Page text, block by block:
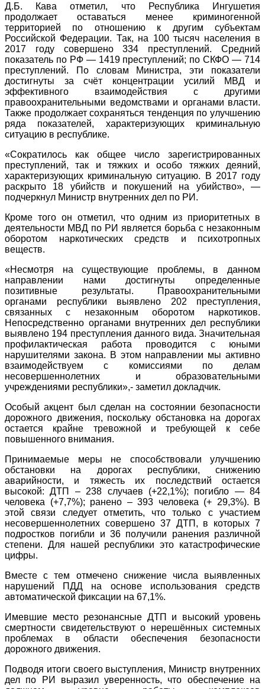
Д.Б. Кава отметил, что Республика Ингушетия
продолжает оставаться менее криминогенной
территорией по отношению к другим субъектам
Российской Федерации. Так, на 100 тысяч населения в
2017 году совершено 334 преступлений. Средний
показатель по РФ — 1419 преступлений; по СКФО — 714
преступлений. По словам Министра, эти показатели
достигнуты за счёт концентрации усилий МВД и
эффективного взаимодействия с другими
правоохранительными ведомствами и органами власти.
Также продолжает сохраняться тенденция по улучшению
ряда показателей, характеризующих криминальную
ситуацию в республике.
«Сократилось как общее число зарегистрированных
преступлений, так и тяжких и особо тяжких деяний,
характеризующих криминальную ситуацию. В 2017 году
раскрыто 18 убийств и покушений на убийство», —
подчеркнул Министр внутренних дел по РИ.
Кроме того он отметил, что одним из приоритетных в
деятельности МВД по РИ является борьба с незаконным
оборотом наркотических средств и психотропных
веществ.
«Несмотря на существующие проблемы, в данном
направлении нами достигнуты определенные
позитивные результаты. Правоохранительными
органами республики выявлено 202 преступления,
связанных с незаконным оборотом наркотиков.
Непосредственно органами внутренних дел республики
выявлено 194 преступления данного вида. Значительная
профилактическая работа проводится с юными
нарушителями закона. В этом направлении мы активно
взаимодействуем с комиссиями по делам
несовершеннолетних и образовательными
учреждениями республики»,- заметил докладчик.
Особый акцент был сделан на состоянии безопасности
дорожного движения, поскольку обстановка на дорогах
остается крайне тревожной и требующей к себе
повышенного внимания.
Принимаемые меры не способствовали улучшению
обстановки на дорогах республики, снижению
аварийности, и тяжесть их последствий остается
высокой: ДТП – 238 случаев (+22,1%); погибло — 84
человека (+7,7%); ранено – 393 человека (+ 29,3%). В
этой связи следует отметить, что только с участием
несовершеннолетних совершено 37 ДТП, в которых 7
подростков погибли и 36 получили ранения различной
степени. Для нашей республики это катастрофические
цифры.
Вместе с тем отмечено снижение числа выявленных
нарушений ПДД на основе использования средств
автоматической фиксации на 67,1%.
Имевшие место резонансные ДТП и высокий уровень
смертности свидетельствуют о нерешённых системных
проблемах в области обеспечения безопасности
дорожного движения.
Подводя итоги своего выступления, Министр внутренних
дел по РИ выразил уверенность, что обеспечение на